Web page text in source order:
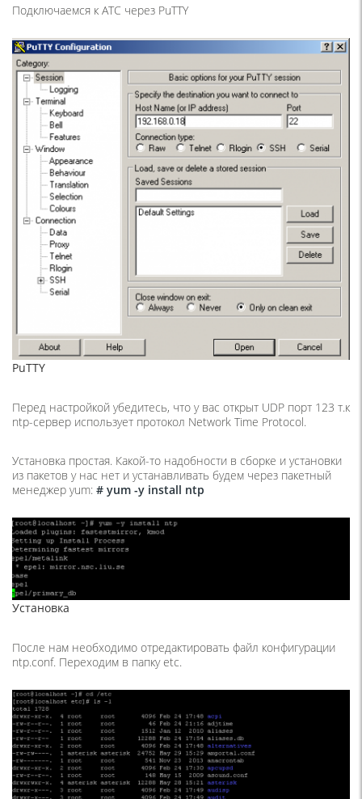
Подключаемся к АТС через PuTTY
PuTTY
Перед настройкой убедитесь, что у вас открыт UDP порт 123 т.к
ntp-сервер использует протокол Network Time Protocol.
Установка простая. Какой-то надобности в сборке и установки
из пакетов у нас нет и устанавливать будем через пакетный
менеджер yum: # yum -y install ntp
Установка
После нам необходимо отредактировать файл конфигурации
ntp.conf. Переходим в папку etc.